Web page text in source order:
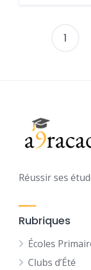
1
Réussir ses
Rubriques
Écoles
Clubs d’Été